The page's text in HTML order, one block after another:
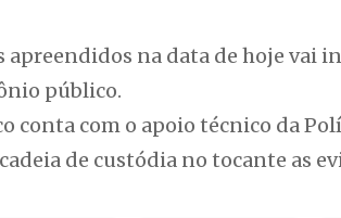
apreendidos na data de hoje vai
público.
conta com o apoio técnico da
de custódia no tocante as